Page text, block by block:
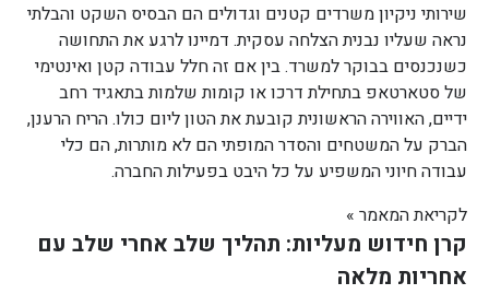
שירותי ניקיון משרדים קטנים וגדולים הם הבסיס השקט והבלתי
נראה שעליו נבנית הצלחה עסקית. דמיינו לרגע את התחושה
כשנכנסים בבוקר למשרד. בין אם זה חלל עבודה קטן ואינטימי
של סטארטאפ בתחילת דרכו או קומות שלמות בתאגיד רחב
ידיים, האווירה הראשונית קובעת את הטון ליום כולו. הריח הרענן,
הברק על המשטחים והסדר המופתי הם לא מותרות, הם כלי
עבודה חיוני המשפיע על כל היבט בפעילות החברה.
לקריאת המאמר »
קרן חידוש מעליות: תהליך שלב אחרי שלב עם
אחריות מלאה